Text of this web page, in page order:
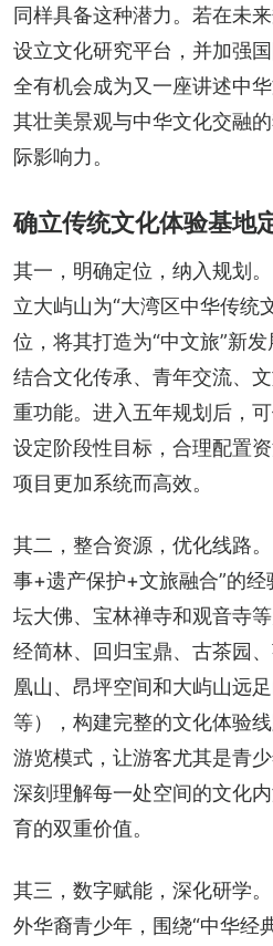
同样具备这种潜力。若在未
设立文化研究平台，并加强
全有机会成为又一座讲述中
其壮美景观与中华文化交融
际影响力。
确立传统文化体验基地
其一，明确定位，纳入规划
立大屿山为“大湾区中华传统
位，将其打造为“中文旅”新
结合文化传承、青年交流、
重功能。进入五年规划后，
设定阶段性目标，合理配置
项目更加系统而高效。
其二，整合资源，优化线路
事+遗产保护+文旅融合”的
坛大佛、宝林禅寺和观音寺
经简林、回归宝鼎、古茶园
凰山、昂坪空间和大屿山远
等），构建完整的文化体验
游览模式，让游客尤其是青
深刻理解每一处空间的文化
育的双重价值。
其三，数字赋能，深化研学
外华裔青少年，围绕“中华经